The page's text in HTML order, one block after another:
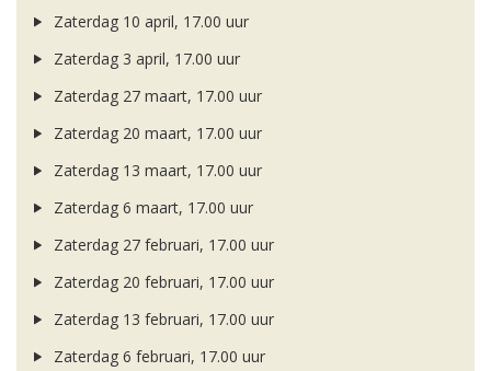
Zaterdag 10 april, 17.00 uur
Zaterdag 3 april, 17.00 uur
Zaterdag 27 maart, 17.00 uur
Zaterdag 20 maart, 17.00 uur
Zaterdag 13 maart, 17.00 uur
Zaterdag 6 maart, 17.00 uur
Zaterdag 27 februari, 17.00 uur
Zaterdag 20 februari, 17.00 uur
Zaterdag 13 februari, 17.00 uur
Zaterdag 6 februari, 17.00 uur